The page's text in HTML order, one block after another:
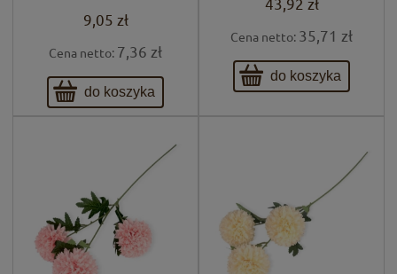
9,05 zł
Cena netto: 7,36 zł
do koszyka
Cena netto: 35,71 zł
do koszyka